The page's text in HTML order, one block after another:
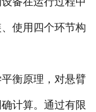
联系我们
使用四个环节构
衡原理，对悬臂
计算。通过有限